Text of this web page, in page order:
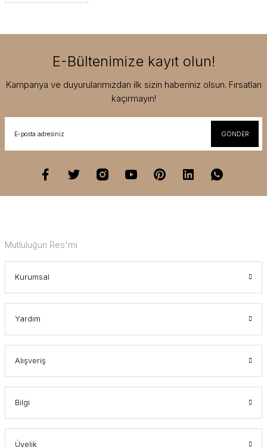
E-Bültenimize kayıt olun!
Kampanya ve duyurularımızdan ilk sizin haberiniz olsun. Fırsatları
kaçırmayın!
GÖNDER
Mutluluğun Res'mi
Kurumsal
Yardım
Alışveriş
Bilgi
Üyelik